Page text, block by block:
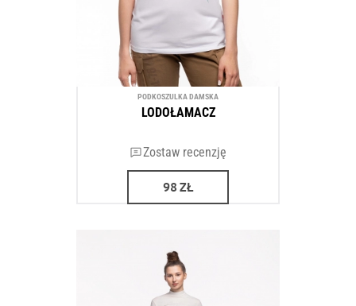
PODKOSZULKA DAMSKA
LODOŁAMACZ
Zostaw recenzję
98 ZŁ